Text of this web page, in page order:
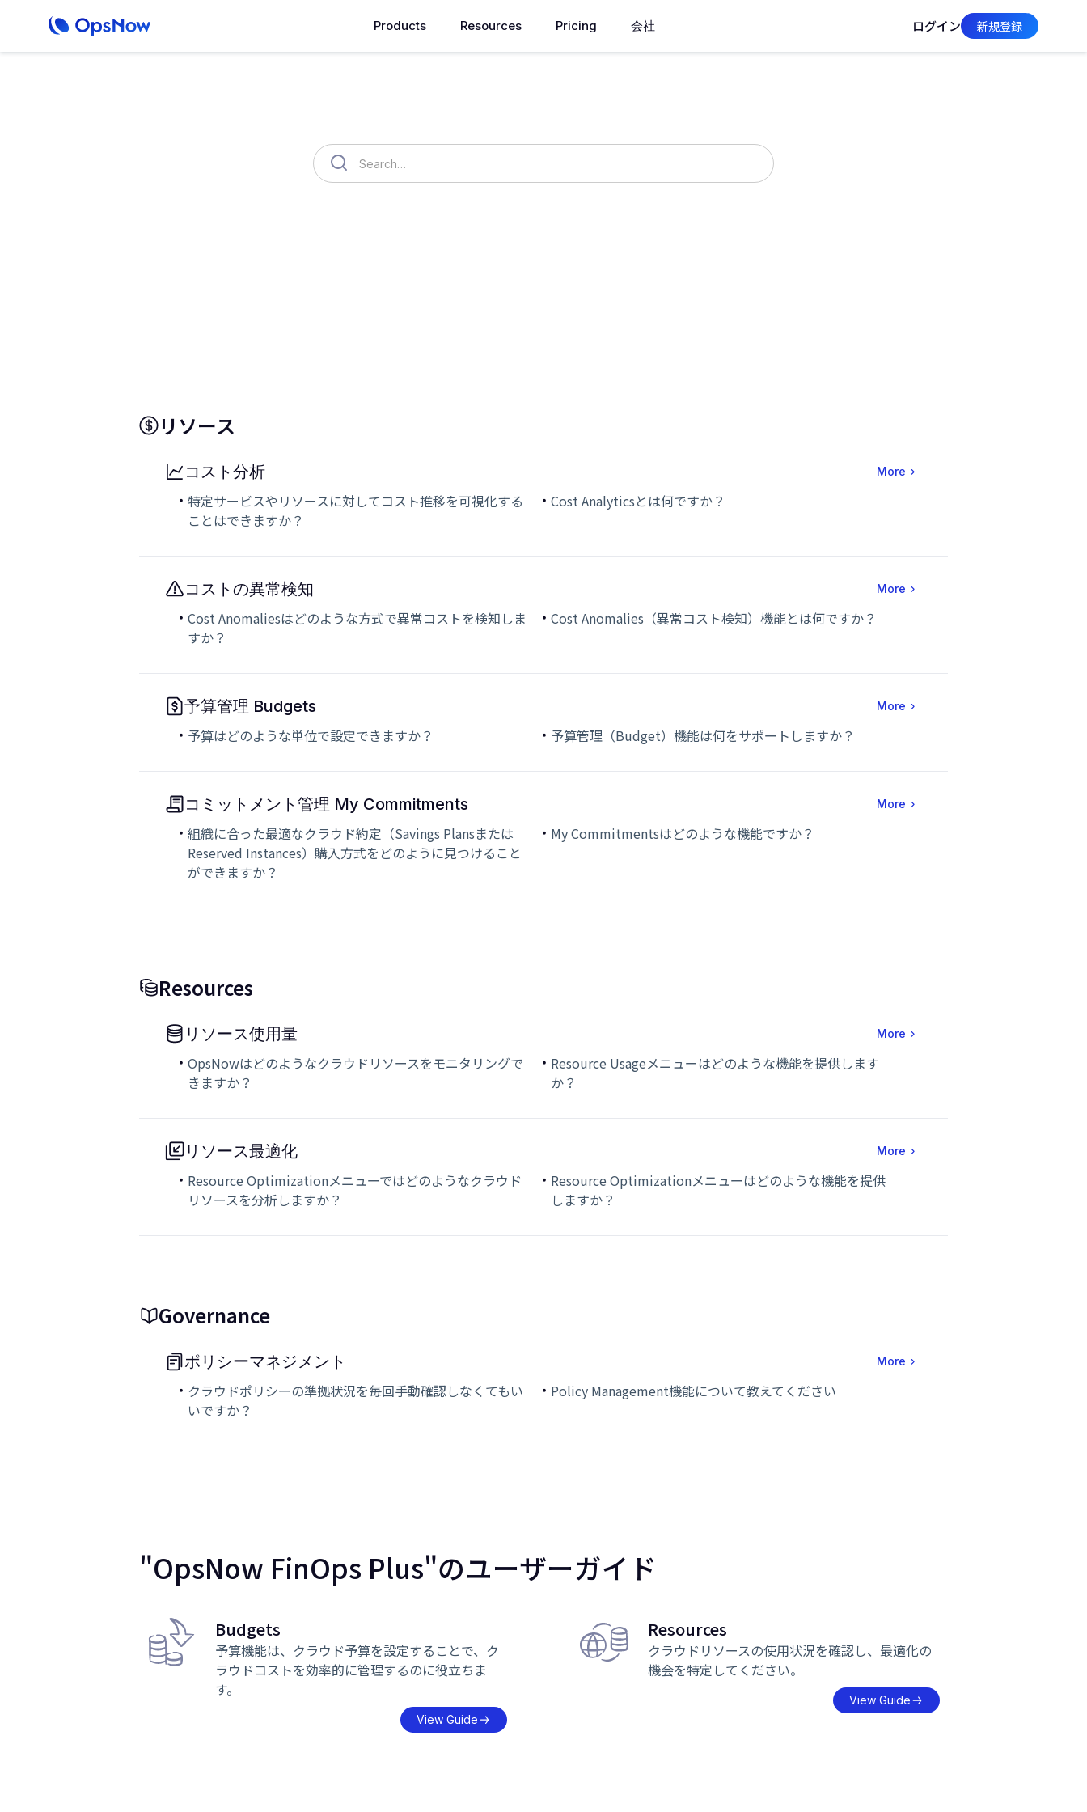
Products Resources Pricing 会社 ログイン 新規登録
リソース
コスト分析 More
特定サービスやリソースに対してコスト推移を可視化する
ことはできますか？
Cost Analyticsとは何ですか？
コストの異常検知 More
Cost Anomaliesはどのような方式で異常コストを検知しま
すか？
Cost Anomalies（異常コスト検知）機能とは何ですか？
予算管理 Budgets More
予算はどのような単位で設定できますか？ 予算管理（Budget）機能は何をサポートしますか？
コミットメント管理 My Commitments More
組織に合った最適なクラウド約定（Savings Plansまたは
Reserved Instances）購入方式をどのように見つけること
ができますか？
My Commitmentsはどのような機能ですか？
Resources
リソース使用量 More
OpsNowはどのようなクラウドリソースをモニタリングで
きますか？
Resource Usageメニューはどのような機能を提供します
か？
リソース最適化 More
Resource Optimizationメニューではどのようなクラウド
リソースを分析しますか？
Resource Optimizationメニューはどのような機能を提供
しますか？
Governance
ポリシーマネジメント More
クラウドポリシーの準拠状況を毎回手動確認しなくてもい
いですか？
Policy Management機能について教えてください
"OpsNow FinOps Plus"のユーザーガイド
Budgets
予算機能は、クラウド予算を設定することで、ク
ラウドコストを効率的に管理するのに役立ちま
す。
View Guide
Resources
クラウドリソースの使用状況を確認し、最適化の
機会を特定してください。
View Guide